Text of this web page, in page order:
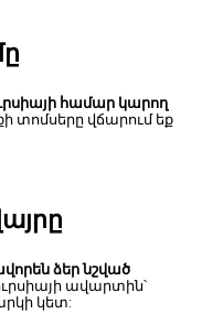
համար կարող
տոմսերը վճարում եք
ձեր նշված
ավարտին՝
կետ: